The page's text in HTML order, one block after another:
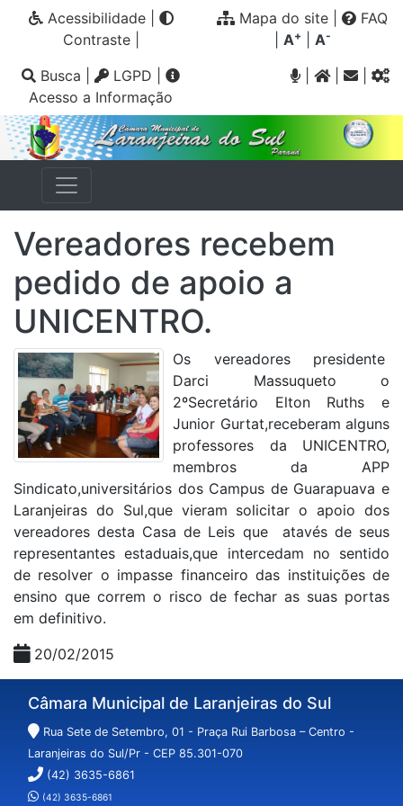
Acessibilidade|
Contraste|
Mapa do site
FAQ
A+ A-
Busca LGPD
Acesso a Informação
|
Vereadores recebem
pedido de apoio a
UNICENTRO.
Os vereadores presidente
Darci Massuqueto o
2ºSecretário Elton Ruths e
Junior Gurtat,receberam alguns
professores da UNICENTRO,
membros da APP
Sindicato,universitários dos Campus de Guarapuava e
Laranjeiras do Sul,que vieram solicitar o apoio dos
vereadores desta Casa de Leis que atavés de seus
representantes estaduais,que intercedam no sentido
de resolver o impasse financeiro das instituições de
ensino que correm o risco de fechar as suas portas
em definitivo.
20/02/2015
Câmara Municipal de Laranjeiras do Sul
Rua Sete de Setembro, 01 - Praça Rui Barbosa – Centro -
Laranjeiras do Sul/Pr - CEP 85.301-070
(42) 3635-6861
(42) 3635-6861